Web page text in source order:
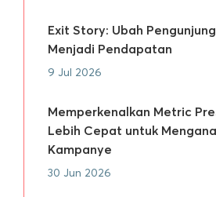
Exit Story: Ubah
Menjadi Pendapatan
9 Jul 2026
Memperkenalkan Metric
Lebih Cepat untuk
Kampanye
30 Jun 2026